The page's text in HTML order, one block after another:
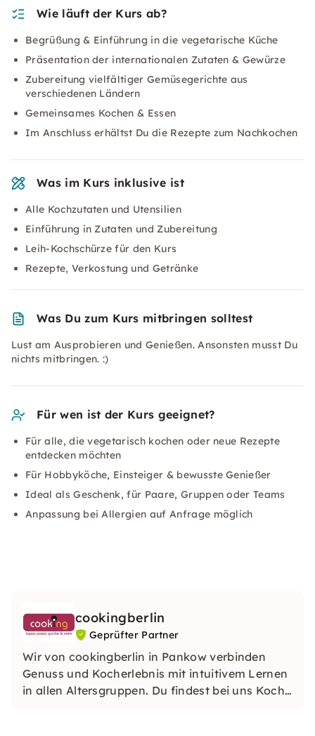
Wie läuft der Kurs ab?
Begrüßung & Einführung in die vegetarische Küche
Präsentation der internationalen Zutaten & Gewürze
Zubereitung vielfältiger Gemüsegerichte aus
verschiedenen Ländern
Gemeinsames Kochen & Essen
Im Anschluss erhältst Du die Rezepte zum Nachkochen
Was im Kurs inklusive ist
Alle Kochzutaten und Utensilien
Einführung in Zutaten und Zubereitung
Leih-Kochschürze für den Kurs
Rezepte, Verkostung und Getränke
Was Du zum Kurs mitbringen solltest
Lust am Ausprobieren und Genießen. Ansonsten musst Du
nichts mitbringen. :)
Für wen ist der Kurs geeignet?
Für alle, die vegetarisch kochen oder neue Rezepte
entdecken möchten
Für Hobbyköche, Einsteiger & bewusste Genießer
Ideal als Geschenk, für Paare, Gruppen oder Teams
Anpassung bei Allergien auf Anfrage möglich
cookingberlin
Geprüfter Partner
Wir von cookingberlin in Pankow verbinden
Genuss und Kocherlebnis mit intuitivem Lernen
in allen Altersgruppen. Du findest bei uns Koch‑,